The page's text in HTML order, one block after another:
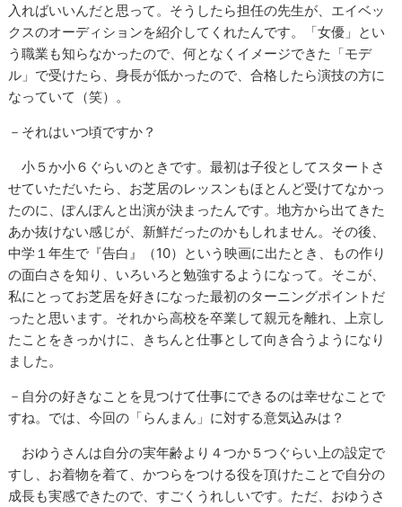
入ればいいんだと思って。そうしたら担任の先生が、エイベッ
クスのオーディションを紹介してくれたんです。「女優」とい
う職業も知らなかったので、何となくイメージできた「モデ
ル」で受けたら、身長が低かったので、合格したら演技の方に
なっていて（笑）。
－それはいつ頃ですか？
小５か小６ぐらいのときです。最初は子役としてスタートさ
せていただいたら、お芝居のレッスンもほとんど受けてなかっ
たのに、ぽんぽんと出演が決まったんです。地方から出てきた
あか抜けない感じが、新鮮だったのかもしれません。その後、
中学１年生で『告白』（10）という映画に出たとき、もの作り
の面白さを知り、いろいろと勉強するようになって。そこが、
私にとってお芝居を好きになった最初のターニングポイントだ
ったと思います。それから高校を卒業して親元を離れ、上京し
たことをきっかけに、きちんと仕事として向き合うようになり
ました。
－自分の好きなことを見つけて仕事にできるのは幸せなことで
すね。では、今回の「らんまん」に対する意気込みは？
おゆうさんは自分の実年齢より４つか５つぐらい上の設定で
すし、お着物を着て、かつらをつける役を頂けたことで自分の
成長も実感できたので、すごくうれしいです。ただ、おゆうさ